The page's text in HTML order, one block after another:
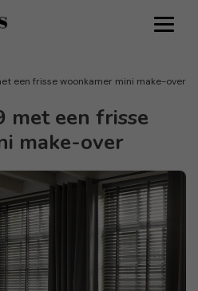
een frisse woonkamer mini make-over
met een frisse
make-over